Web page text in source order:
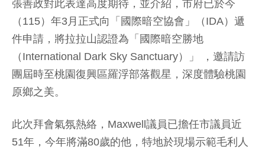
張善政對此表達高度期待，並介紹，市府已於今
（115）年3月正式向「國際暗空協會」（IDA）遞
件申請，將拉拉山認證為「國際暗空勝地
（International Dark Sky Sanctuary）」 ，邀請訪
團屆時至桃園復興區羅浮部落觀星，深度體驗桃園
原鄉之美。
此次拜會氣氛熱絡，Maxwell議員已擔任市議員近
51年，今年將滿80歲的他，特地於現場示範毛利人